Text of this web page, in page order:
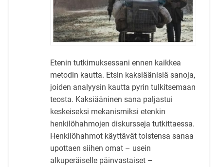
Etenin tutkimuksessani ennen kaikkea
metodin kautta. Etsin kaksiäänisiä sanoja,
joiden analyysin kautta pyrin tulkitsemaan
teosta. Kaksiääninen sana paljastui
keskeiseksi mekanismiksi etenkin
henkilöhahmojen diskursseja tutkittaessa.
Henkilöhahmot käyttävät toistensa sanaa
upottaen siihen omat – usein
alkuperäiselle päinvastaiset –